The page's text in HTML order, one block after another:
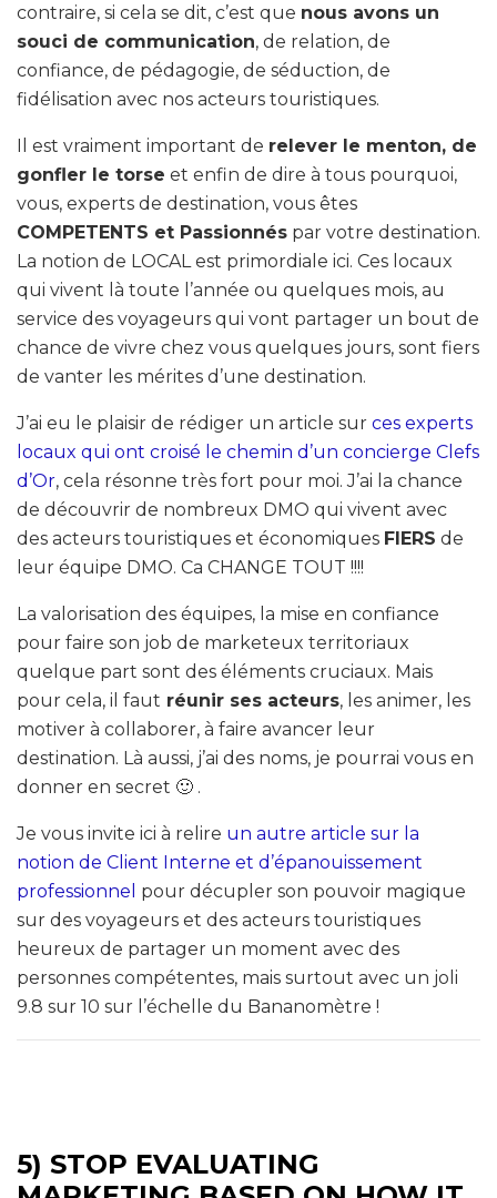
contraire, si cela se dit, c’est que nous avons un
souci de communication, de relation, de
confiance, de pédagogie, de séduction, de
fidélisation avec nos acteurs touristiques.
Il est vraiment important de relever le menton, de
gonfler le torse et enfin de dire à tous pourquoi,
vous, experts de destination, vous êtes
COMPETENTS et Passionnés par votre destination.
La notion de LOCAL est primordiale ici. Ces locaux
qui vivent là toute l’année ou quelques mois, au
service des voyageurs qui vont partager un bout de
chance de vivre chez vous quelques jours, sont fiers
de vanter les mérites d’une destination.
J’ai eu le plaisir de rédiger un article sur ces experts
locaux qui ont croisé le chemin d’un concierge Clefs
d’Or, cela résonne très fort pour moi. J’ai la chance
de découvrir de nombreux DMO qui vivent avec
des acteurs touristiques et économiques FIERS de
leur équipe DMO. Ca CHANGE TOUT !!!!
La valorisation des équipes, la mise en confiance
pour faire son job de marketeux territoriaux
quelque part sont des éléments cruciaux. Mais
pour cela, il faut réunir ses acteurs, les animer, les
motiver à collaborer, à faire avancer leur
destination. Là aussi, j’ai des noms, je pourrai vous en
donner en secret 🙂 .
Je vous invite ici à relire un autre article sur la
notion de Client Interne et d’épanouissement
professionnel pour décupler son pouvoir magique
sur des voyageurs et des acteurs touristiques
heureux de partager un moment avec des
personnes compétentes, mais surtout avec un joli
9.8 sur 10 sur l’échelle du Bananomètre !
5) STOP EVALUATING